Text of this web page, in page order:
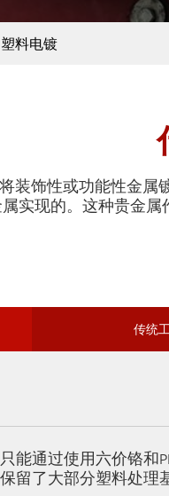
料电镀
装饰性或功能性金
实现的。这种贵金属
传统
能通过使用六价铬和
留了大部分塑料处理